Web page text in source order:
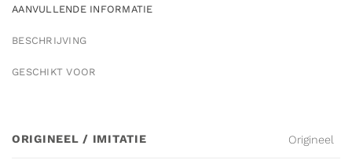
AANVULLENDE INFORMATIE
BESCHRIJVING
GESCHIKT VOOR
ORIGINEEL / IMITATIE Origineel